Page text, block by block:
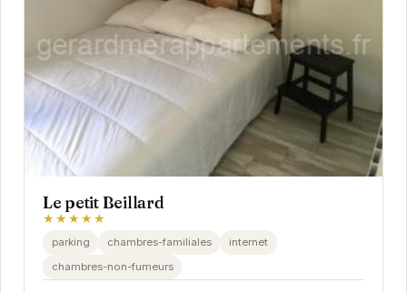
Le petit Beillard
★★★★★
parking chambres-familiales
internet
chambres-non-fumeurs